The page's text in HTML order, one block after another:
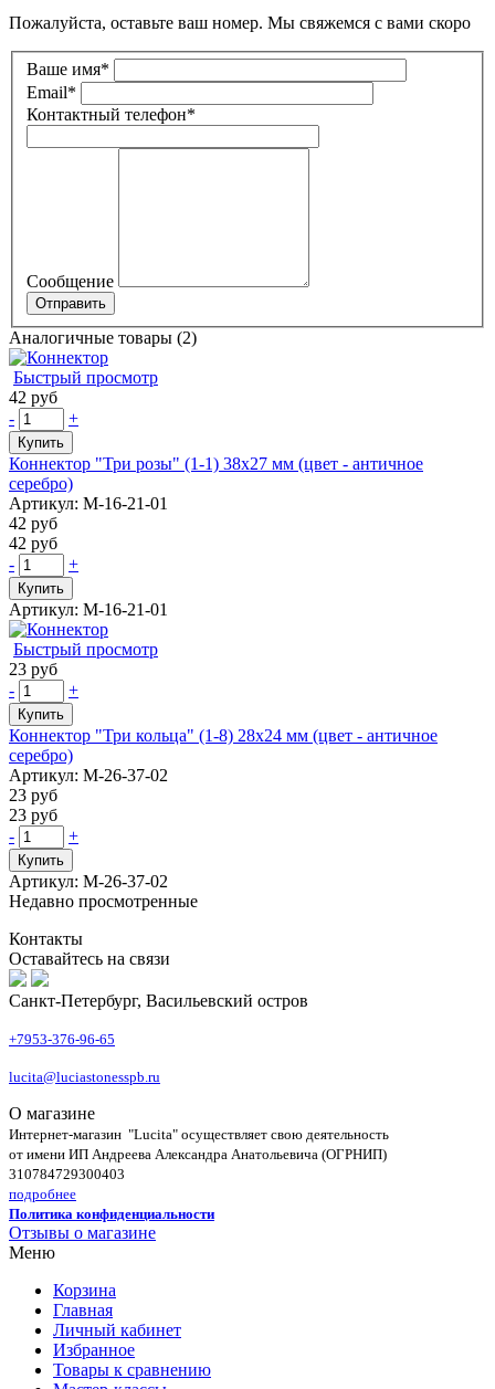
Пожалуйста, оставьте ваш номер. Мы свяжемся с вами скоро
Ваше имя*
Email*
Контактный телефон*
Сообщение
Аналогичные товары (2)
Быстрый просмотр
42 руб
-
+
Купить
Коннектор "Три розы" (1-1) 38х27 мм (цвет - античное
серебро)
Артикул: М-16-21-01
42 руб
42 руб
-
+
Купить
Артикул: М-16-21-01
Быстрый просмотр
23 руб
-
+
Купить
Коннектор "Три кольца" (1-8) 28х24 мм (цвет - античное
серебро)
Артикул: М-26-37-02
23 руб
23 руб
-
+
Купить
Артикул: М-26-37-02
Недавно просмотренные
Контакты
Оставайтесь на связи
Санкт-Петербург, Васильевский остров
+7953-376-96-65
lucita@luciastonesspb.ru
О магазине
Интернет-магазин "Lucita" осуществляет свою деятельность
от имени ИП Андреева Александра Анатольевича (ОГРНИП)
310784729300403
подробнее
Политика конфиденциальности
Отзывы о магазине
Меню
Корзина
Главная
Личный кабинет
Избранное
Товары к сравнению